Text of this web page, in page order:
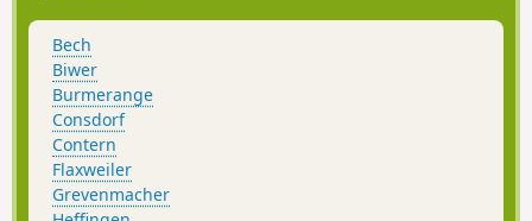
Bech
Biwer
Burmerange
Consdorf
Contern
Flaxweiler
Grevenmacher